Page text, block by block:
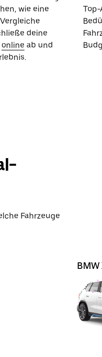
wie eine
deine
online ab und
Fahrzeuge